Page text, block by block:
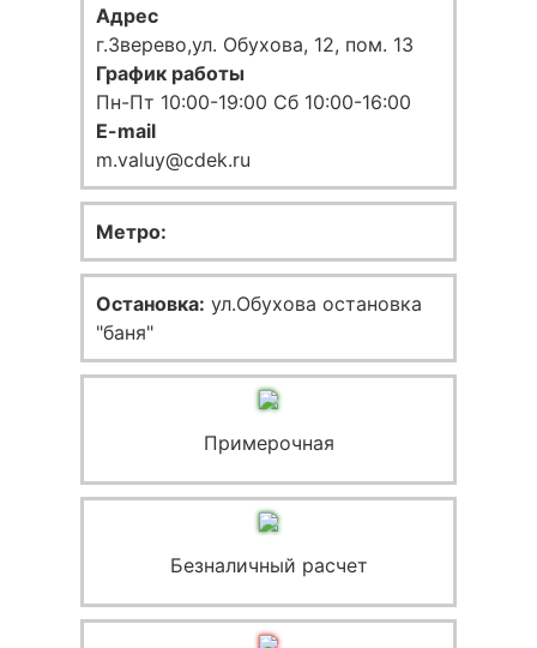
Адрес
г.Зверево,ул. Обухова, 12, пом. 13
График работы
Пн-Пт 10:00-19:00 Сб 10:00-16:00
E-mail
m.valuy@cdek.ru
Метро:
Остановка: ул.Обухова остановка
"баня"
Примерочная
Безналичный расчет